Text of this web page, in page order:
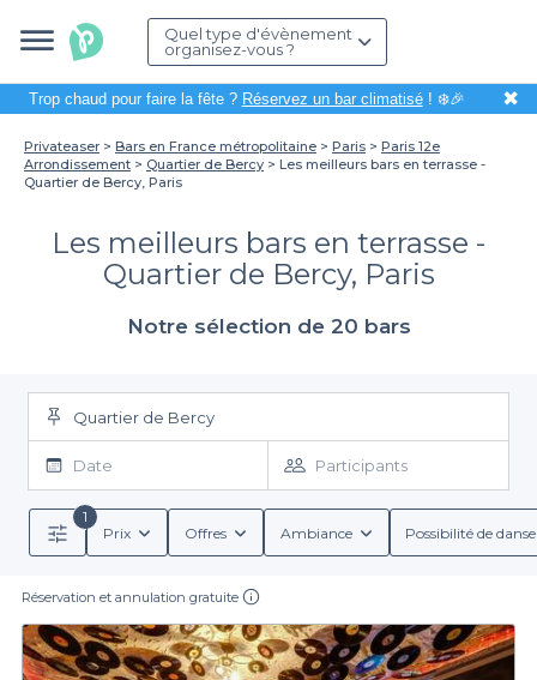
Quel type d'évènement
organisez-vous ?
Trop chaud pour faire la fête ? Réservez un bar climatisé! ❄️🎉 ✖
Privateaser Bars en France métropolitaine Paris
Paris 12e
Arrondissement
Quartier de Bercy
Les meilleurs bars en terrasse -
Quartier de Bercy, Paris
Les meilleurs bars en terrasse -
Quartier de Bercy, Paris
Notre sélection de 20 bars
Quartier de Bercy
Date Participants
1
Prix
Offres Ambiance Possibilité de
Réservation et annulation gratuite